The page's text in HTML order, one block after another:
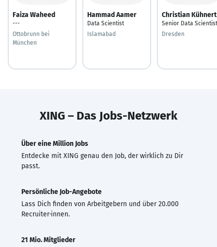
Faiza Waheed
---
Ottobrunn bei
München
Hammad Aamer
Data Scientist
Islamabad
Christian Kühnert
Senior Data Scientist
Dresden
XING – Das Jobs-Netzwerk
Über eine Million Jobs
Entdecke mit XING genau den Job, der wirklich zu Dir
passt.
Persönliche Job-Angebote
Lass Dich finden von Arbeitgebern und über 20.000
Recruiter·innen.
21 Mio. Mitglieder